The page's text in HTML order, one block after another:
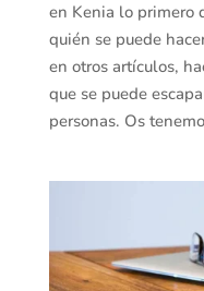
en Kenia lo primero
quién se puede
en otros artículos,
que se puede
personas. Os